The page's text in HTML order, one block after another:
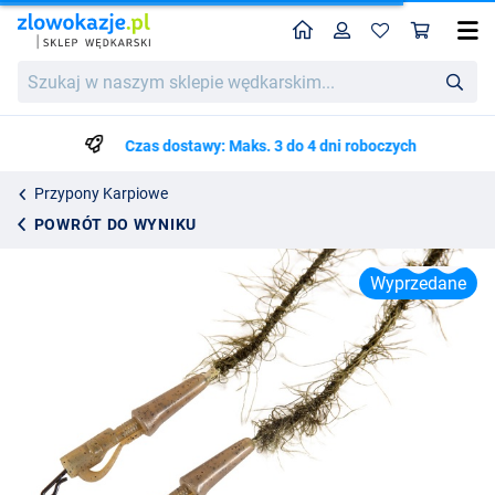
w
wędkarskim...
HomeProfil
Czas dostawy: Maks. 3 do 4 dni roboczych
Przypony Karpiowe
POWRÓT DO WYNIKU
Ultimate Weed Leadcore Leaders Safety Clip 75cm (2 Sztuki)
29.75
19.19
Wyprzedane